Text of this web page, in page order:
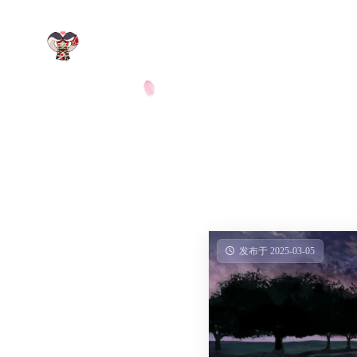
发布于 2025-03-05